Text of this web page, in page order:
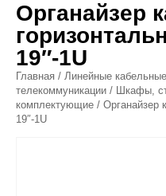
Органайзер
19″-1U
Главная / Линейные
телекоммуникации / Шкафы,
комплектующие / Органайзер
19″-1U